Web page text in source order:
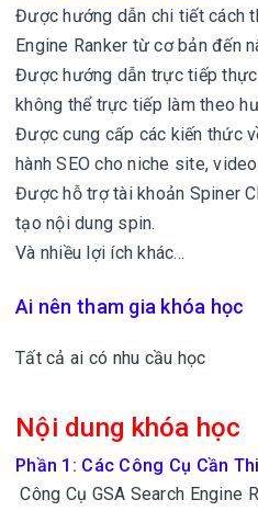
Được hướng dẫn chi tiết cách
Engine Ranker từ cơ bản đến
Được hướng dẫn trực tiếp thực
không thể trực tiếp làm theo
Được cung cấp các kiến thức
hành SEO cho niche site,
Được hỗ trợ tài khoản Spiner
tạo nội dung spin.
Và nhiều lợi ích khác…
Ai nên tham gia khóa học
Tất cả ai có nhu cầu học
Nội dung khóa học
Phần 1: Các Công Cụ Cần
Công Cụ GSA Search Engine